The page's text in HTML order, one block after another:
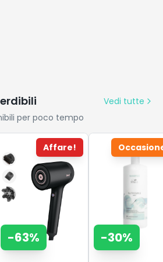
Vedi tutte
per poco tempo
Affare!
-63% -30%